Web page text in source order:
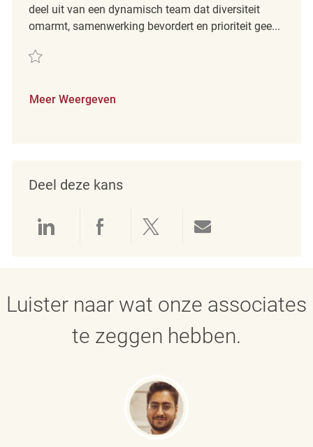
deel uit van een dynamisch team dat diversiteit
omarmt, samenwerking bevordert en prioriteit gee...
Redden Retail Backroom Coordinator REQ141719
Meer Weergeven
Deel deze kans
Delen via LinkedIn
Delen via Facebook
Delen via twitter
Luister naar wat onze associates
te zeggen hebben.